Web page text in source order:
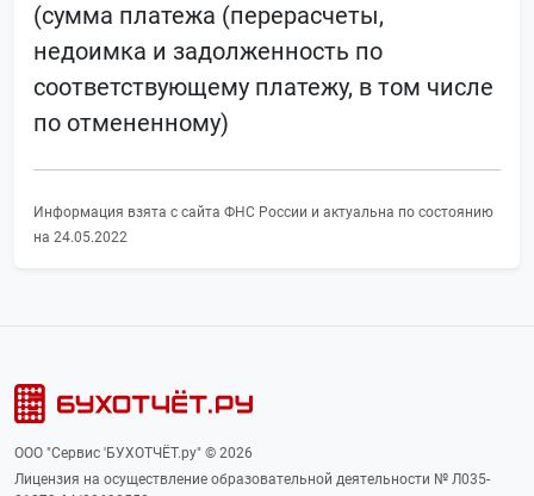
(сумма платежа (перерасчеты,
недоимка и задолженность по
соответствующему платежу, в том числе
по отмененному)
Информация взята с сайта ФНС России и актуальна по состоянию
на 24.05.2022
ООО "Сервис 'БУХОТЧЁТ.ру" © 2026
Лицензия на осуществление образовательной деятельности № Л035-